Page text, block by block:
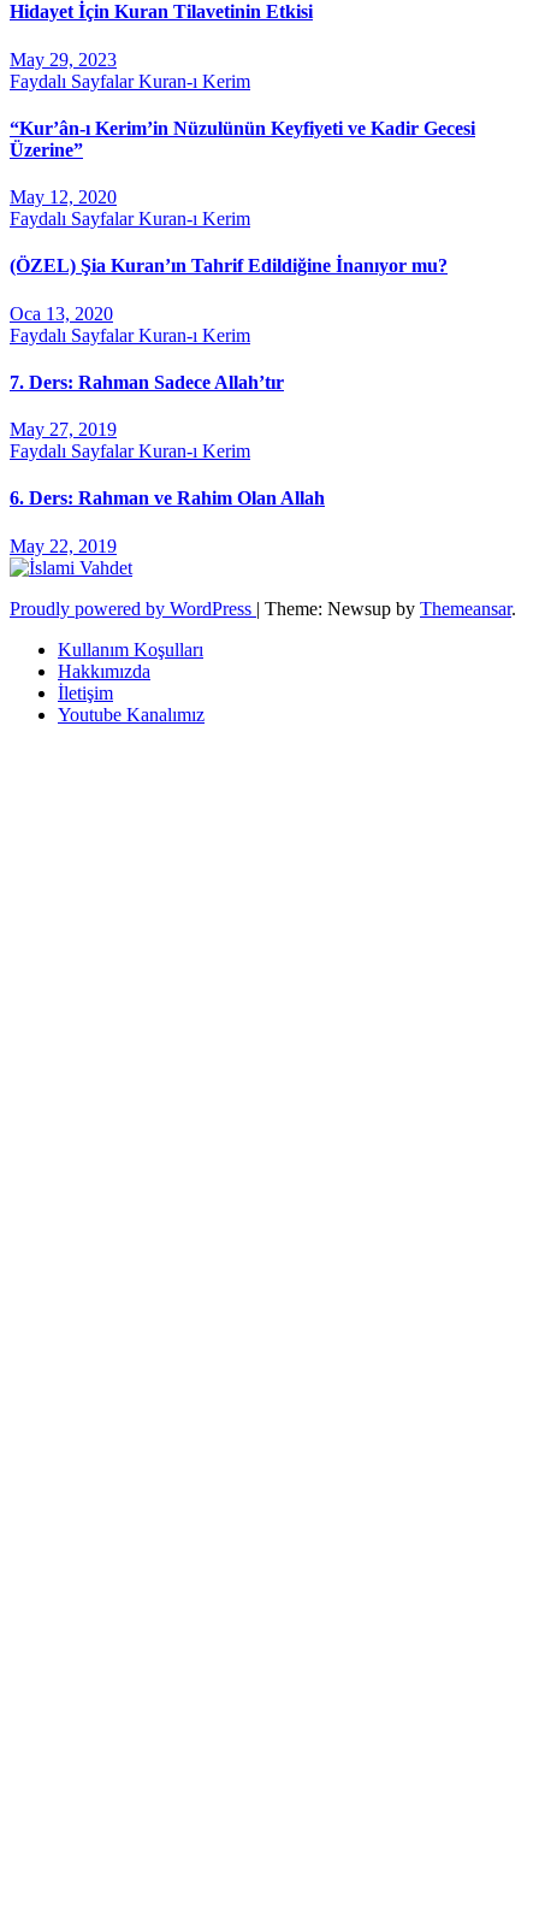
Hidayet İçin Kuran Tilavetinin Etkisi
May 29, 2023
Faydalı SayfalarKuran-ı Kerim
“Kur’ân-ı Kerim’in Nüzulünün Keyfiyeti ve Kadir Gecesi
Üzerine”
May 12, 2020
Faydalı SayfalarKuran-ı Kerim
(ÖZEL) Şia Kuran’ın Tahrif Edildiğine İnanıyor mu?
Oca 13, 2020
Faydalı SayfalarKuran-ı Kerim
7. Ders: Rahman Sadece Allah’tır
May 27, 2019
Faydalı SayfalarKuran-ı Kerim
6. Ders: Rahman ve Rahim Olan Allah
May 22, 2019
Proudly powered by WordPress | Theme: Newsup by Themeansar.
Kullanım Koşulları
Hakkımızda
İletişim
Youtube Kanalımız